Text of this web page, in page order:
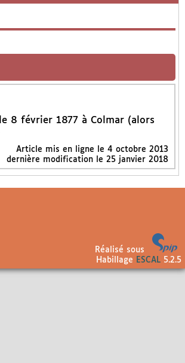
8 février 1877 à Colmar (alors
Article mis en ligne le 4 octobre 2013
dernière modification le 25 janvier 2018
Réalisé sous
Habillage
ESCAL5.2.5